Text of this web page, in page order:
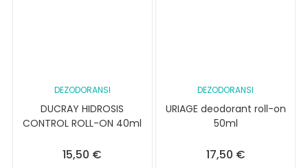
DEZODORANSI
DUCRAY HIDROSIS
CONTROL ROLL-ON 40ml
15,50 €
DEZODORANSI
URIAGE deodorant roll-on
50ml
17,50 €